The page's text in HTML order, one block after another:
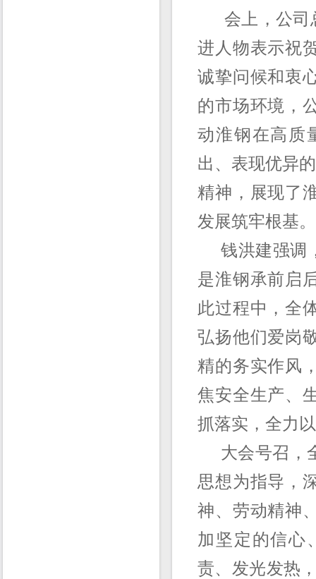
会上，公司
进人物表示祝
诚挚问候和衷
的市场环境，
动淮钢在高质
出、表现优异
精神，展现了
发展筑牢根基。
钱洪建强调
是淮钢承前启
此过程中，全
弘扬他们爱岗
精的务实作风
焦安全生产、
抓落实，全力
大会号召，
思想为指导，
神、劳动精神
加坚定的信心
责、发光发热